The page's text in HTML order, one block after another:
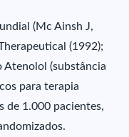
(Mc Ainsh J,
(1992);
Atenolol (substância
para terapia
de 1.000 pacientes,